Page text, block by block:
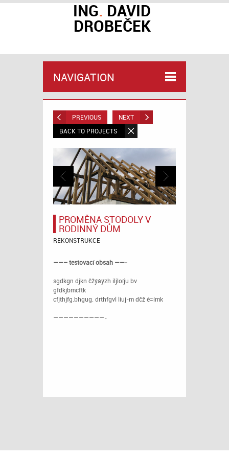
ING. DAVID
DROBEČEK
NAVIGATION
PREVIOUS
NEXT
BACK TO PROJECTS
PROMĚNA STODOLY V
RODINNÝ DŮM
REKONSTRUKCE
——– testovací obsah ——-
sgdkgn djkn čžýáýzh iljloíju bv
gfdkjbmcftk
cfjthjfg.bhgug. drthfgvl liuj-m dčž é=ímk
——————————-